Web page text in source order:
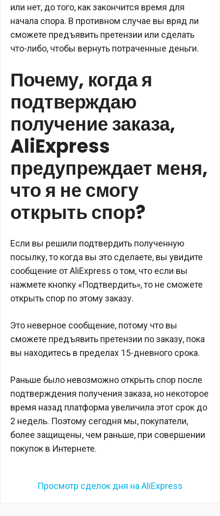
или нет, до того, как закончится время для
начала спора. В противном случае вы вряд ли
сможете предъявить претензии или сделать
что-либо, чтобы вернуть потраченные деньги.
Почему, когда я
подтверждаю
получение заказа,
AliExpress
предупреждает меня,
что я не смогу
открыть спор?
Если вы решили подтвердить полученную
посылку, то когда вы это сделаете, вы увидите
сообщение от AliExpress о том, что если вы
нажмете кнопку «Подтвердить», то не сможете
открыть спор по этому заказу.
Это неверное сообщение, потому что вы
сможете предъявить претензии по заказу, пока
вы находитесь в пределах 15-дневного срока.
Раньше было невозможно открыть спор после
подтверждения получения заказа, но некоторое
время назад платформа увеличила этот срок до
2 недель. Поэтому сегодня мы, покупатели,
более защищены, чем раньше, при совершении
покупок в Интернете.
Просмотр сделок дня на AliExpress